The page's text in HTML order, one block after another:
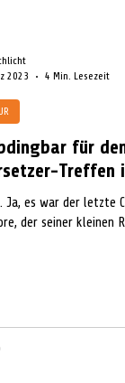
für
Treffen
Ja, es war der letzte
der seiner kleinen
2023
4 Min. Lesezeit